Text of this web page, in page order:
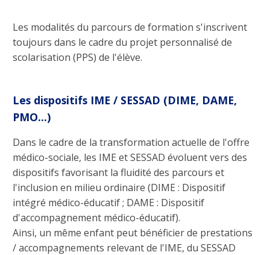
Les modalités du parcours de formation s'inscrivent
toujours dans le cadre du projet personnalisé de
scolarisation (PPS) de l'élève.
Les dispositifs IME / SESSAD (DIME, DAME,
PMO...)
Dans le cadre de la transformation actuelle de l'offre
médico-sociale, les IME et SESSAD évoluent vers des
dispositifs favorisant la fluidité des parcours et
l'inclusion en milieu ordinaire (DIME : Dispositif
intégré médico-éducatif ; DAME : Dispositif
d'accompagnement médico-éducatif).
Ainsi, un même enfant peut bénéficier de prestations
/ accompagnements relevant de l'IME, du SESSAD